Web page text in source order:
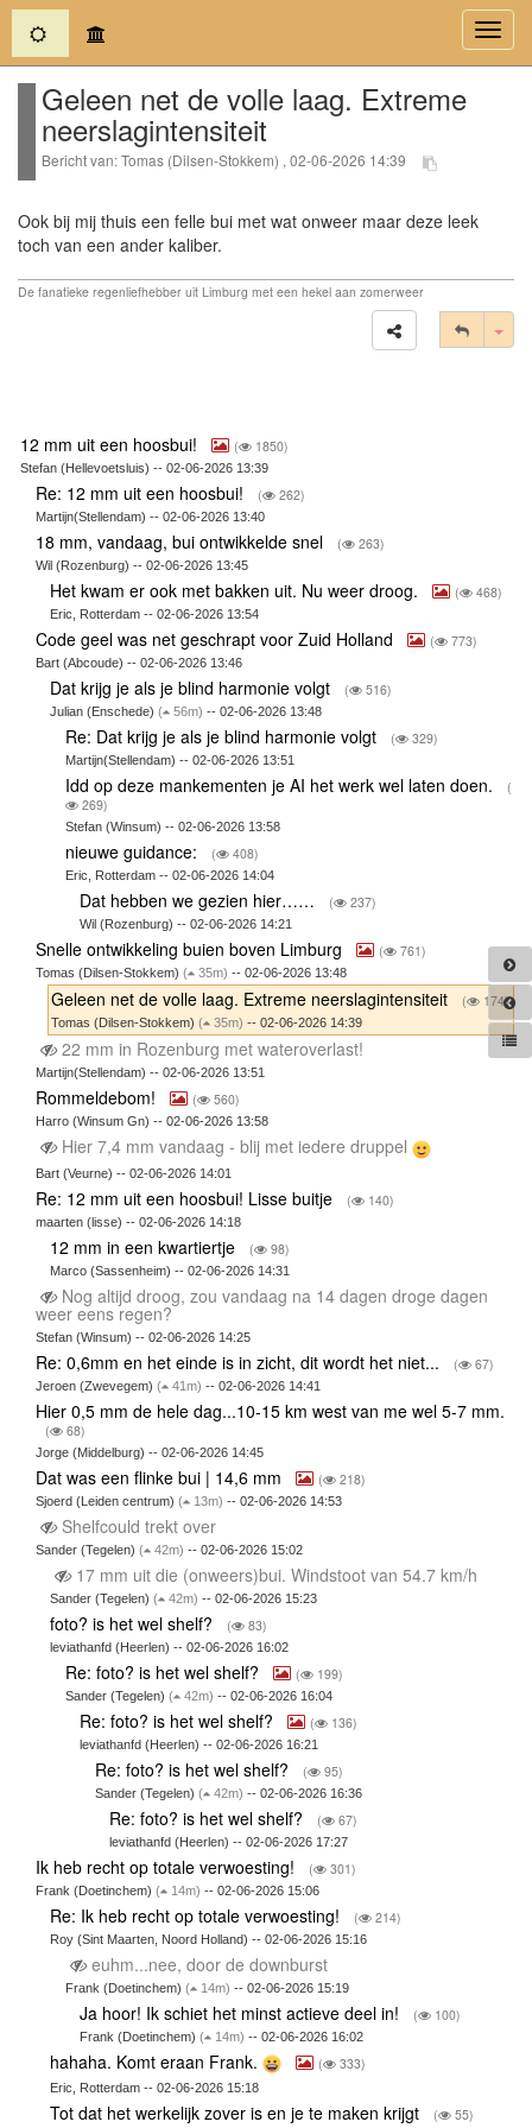
(current)
Geleen net de volle laag. Extreme
neerslagintensiteit
Bericht van: Tomas (Dilsen-Stokkem) , 02-06-2026 14:39
Ook bij mij thuis een felle bui met wat onweer maar deze leek
toch van een ander kaliber.
De fanatieke regenliefhebber uit Limburg met een hekel aan zomerweer
12 mm uit een hoosbui! ( 1850)
Stefan (Hellevoetsluis) -- 02-06-2026 13:39
Re: 12 mm uit een hoosbui! ( 262)
Martijn(Stellendam) -- 02-06-2026 13:40
18 mm, vandaag, bui ontwikkelde snel ( 263)
Wil (Rozenburg) -- 02-06-2026 13:45
Het kwam er ook met bakken uit. Nu weer droog. ( 468)
Eric, Rotterdam -- 02-06-2026 13:54
Code geel was net geschrapt voor Zuid Holland ( 773)
Bart (Abcoude) -- 02-06-2026 13:46
Dat krijg je als je blind harmonie volgt ( 516)
Julian (Enschede)( 56m) -- 02-06-2026 13:48
Re: Dat krijg je als je blind harmonie volgt ( 329)
Martijn(Stellendam) -- 02-06-2026 13:51
Idd op deze mankementen je AI het werk wel laten doen.
(
269)
Stefan (Winsum) -- 02-06-2026 13:58
nieuwe guidance: ( 408)
Eric, Rotterdam -- 02-06-2026 14:04
Dat hebben we gezien hier…… ( 237)
Wil (Rozenburg) -- 02-06-2026 14:21
Snelle ontwikkeling buien boven Limburg ( 761)
Tomas (Dilsen-Stokkem) ( 35m) -- 02-06-2026 13:48
Geleen net de volle laag. Extreme neerslagintensiteit ( 174)
Tomas (Dilsen-Stokkem)( 35m) -- 02-06-2026 14:39
22 mm in Rozenburg met wateroverlast!
Martijn(Stellendam) -- 02-06-2026 13:51
Rommeldebom! ( 560)
Harro (Winsum Gn) -- 02-06-2026 13:58
Hier 7,4 mm vandaag - blij met iedere druppel
Bart (Veurne) -- 02-06-2026 14:01
Re: 12 mm uit een hoosbui! Lisse buitje ( 140)
maarten (lisse) -- 02-06-2026 14:18
12 mm in een kwartiertje ( 98)
Marco (Sassenheim) -- 02-06-2026 14:31
Nog altijd droog, zou vandaag na 14 dagen droge dagen
weer eens regen?
Stefan (Winsum) -- 02-06-2026 14:25
Re: 0,6mm en het einde is in zicht, dit wordt het niet... ( 67)
Jeroen (Zwevegem) ( 41m) -- 02-06-2026 14:41
Hier 0,5 mm de hele dag...10-15 km west van me wel 5-7 mm.
( 68)
Jorge (Middelburg) -- 02-06-2026 14:45
Dat was een flinke bui | 14,6 mm ( 218)
Sjoerd (Leiden centrum) ( 13m) -- 02-06-2026 14:53
Shelfcould trekt over
Sander (Tegelen) ( 42m) -- 02-06-2026 15:02
17 mm uit die (onweers)bui. Windstoot van 54.7 km/h
Sander (Tegelen)( 42m) -- 02-06-2026 15:23
foto? is het wel shelf? ( 83)
leviathanfd (Heerlen) -- 02-06-2026 16:02
Re: foto? is het wel shelf? ( 199)
Sander (Tegelen) ( 42m) -- 02-06-2026 16:04
Re: foto? is het wel shelf? ( 136)
leviathanfd (Heerlen) -- 02-06-2026 16:21
Re: foto? is het wel shelf? ( 95)
Sander (Tegelen) ( 42m) -- 02-06-2026 16:36
Re: foto? is het wel shelf? ( 67)
leviathanfd (Heerlen) -- 02-06-2026 17:27
Ik heb recht op totale verwoesting! ( 301)
Frank (Doetinchem) ( 14m) -- 02-06-2026 15:06
Re: Ik heb recht op totale verwoesting! ( 214)
Roy (Sint Maarten, Noord Holland) -- 02-06-2026 15:16
euhm...nee, door de downburst
Frank (Doetinchem) ( 14m) -- 02-06-2026 15:19
Ja hoor! Ik schiet het minst actieve deel in! ( 100)
Frank (Doetinchem)( 14m) -- 02-06-2026 16:02
hahaha. Komt eraan Frank. ( 333)
Eric, Rotterdam -- 02-06-2026 15:18
Tot dat het werkelijk zover is en je te maken krijgt ( 55)